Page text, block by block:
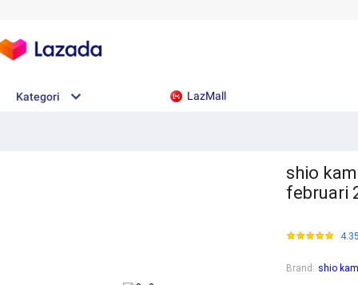
Kategori LazMall
shio
februari
Brand : shio